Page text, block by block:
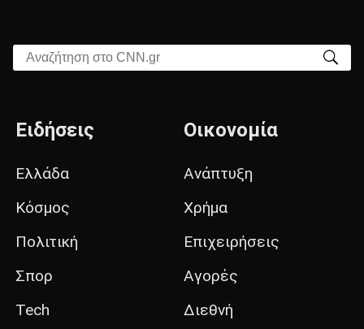
Αναζήτηση στο CNN.gr
Ειδήσεις
Ελλάδα
Κόσμος
Πολιτική
Σπορ
Tech
Οικονομία
Ανάπτυξη
Χρήμα
Επιχειρήσεις
Αγορές
Διεθνή